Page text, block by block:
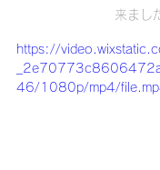
来まし
https://
46/1080p/mp4/